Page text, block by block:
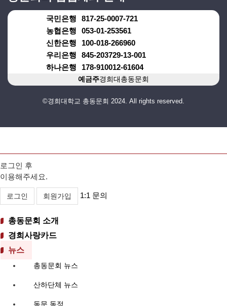
국민은행
817-25-0007-721
농협은행
053-01-253561
신한은행
100-018-266960
우리은행
845-203729-13-001
하나은행
178-910012-61604
예금주경희대총동문회
©경희대학교 총동문회 2024. All rights reserved.
로그인 후
이용해주세요.
로그인 회원가입 1:1 문의
총동문회 소개
경희사랑카드
뉴스
총동문회 뉴스
산하단체 뉴스
동문 동정